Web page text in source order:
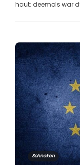
haut: deemols war
Schnoken